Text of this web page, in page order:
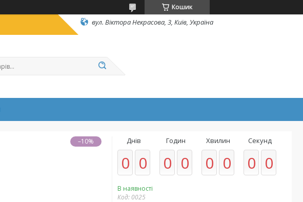
Кошик
вул. Вiктора Некрасова, 3, Київ, Україна
–10% Днів
0 0
Годин
0 0
Хвилин
0 0
Секунд
0 0
В наявності
Код: 0025